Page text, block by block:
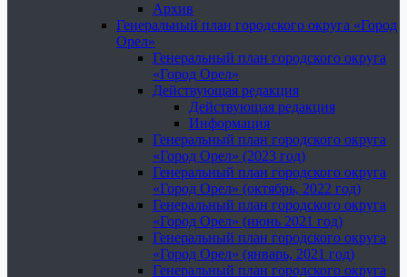
Архив
Генеральный план городского округа «Город
Орел»
Генеральный план городского округа
«Город Орел»
Действующая редакция
Действующая редакция
Информация
Генеральный план городского округа
«Город Орел» (2023 год)
Генеральный план городского округа
«Город Орел» (октябрь, 2022 год)
Генеральный план городского округа
«Город Орел» (июнь 2021 год)
Генеральный план городского округа
«Город Орел» (январь, 2021 год)
Генеральный план городского округа